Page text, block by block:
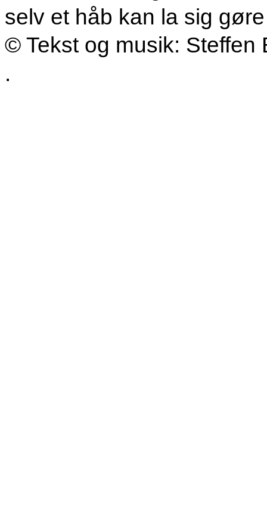
selv et håb kan la sig gøre
© Tekst og musik: Steffen
.